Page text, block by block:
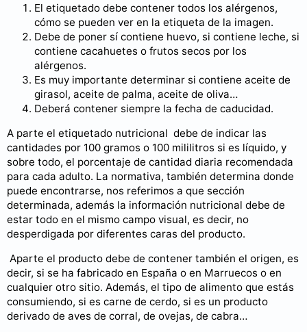
El etiquetado debe contener todos los alérgenos,
cómo se pueden ver en la etiqueta de la imagen.
Debe de poner sí contiene huevo, si contiene leche, si
contiene cacahuetes o frutos secos por los
alérgenos.
Es muy importante determinar si contiene aceite de
girasol, aceite de palma, aceite de oliva…
Deberá contener siempre la fecha de caducidad.
A parte el etiquetado nutricional debe de indicar las
cantidades por 100 gramos o 100 mililitros si es líquido, y
sobre todo, el porcentaje de cantidad diaria recomendada
para cada adulto. La normativa, también determina donde
puede encontrarse, nos referimos a que sección
determinada, además la información nutricional debe de
estar todo en el mismo campo visual, es decir, no
desperdigada por diferentes caras del producto.
Aparte el producto debe de contener también el origen, es
decir, si se ha fabricado en España o en Marruecos o en
cualquier otro sitio. Además, el tipo de alimento que estás
consumiendo, si es carne de cerdo, si es un producto
derivado de aves de corral, de ovejas, de cabra…